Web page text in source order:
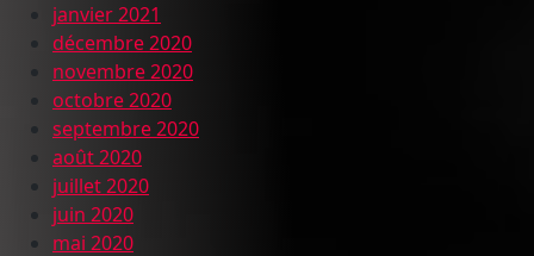
janvier 2021
décembre 2020
novembre 2020
octobre 2020
septembre 2020
août 2020
juillet 2020
juin 2020
mai 2020